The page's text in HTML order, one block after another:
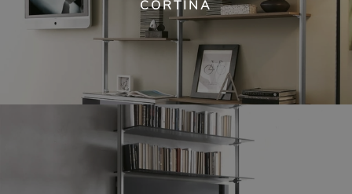
CORTINA